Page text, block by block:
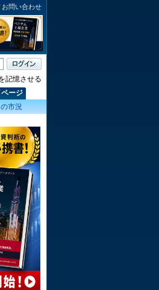
お問い合わせ
記憶させる
ページ
市況